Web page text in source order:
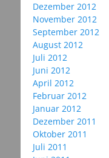
Dezember 2012
November 2012
September 2012
August 2012
Juli 2012
Juni 2012
April 2012
Februar 2012
Januar 2012
Dezember 2011
Oktober 2011
Juli 2011